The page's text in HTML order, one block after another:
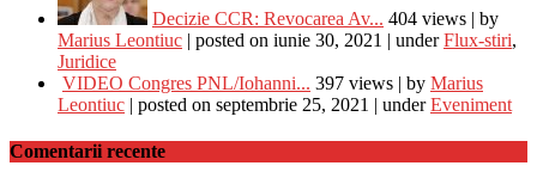
Decizie CCR: Revocarea Av... 404 views | by
Marius Leontiuc | posted on iunie 30, 2021 | underFlux-stiri,
Juridice
VIDEO Congres PNL/Iohanni... 397 views | by Marius
Leontiuc | posted on septembrie 25, 2021 | underEveniment
Comentarii recente